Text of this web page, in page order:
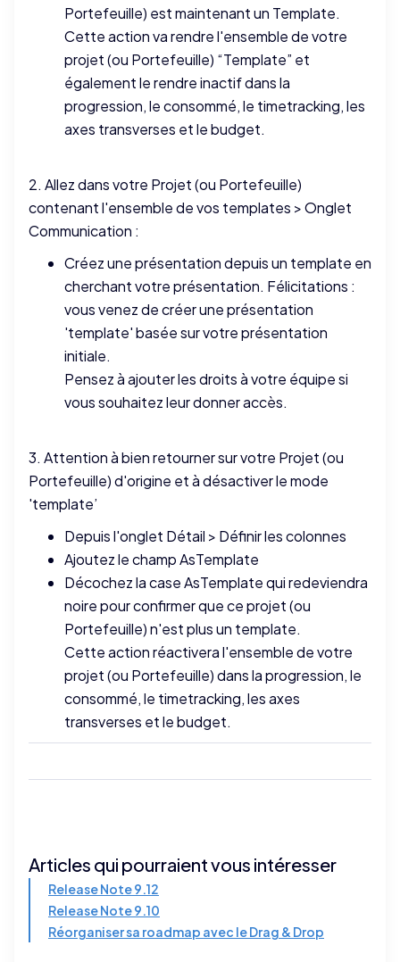
Portefeuille) est maintenant un Template.
Cette action va rendre l'ensemble de votre
projet (ou Portefeuille) “Template” et
également le rendre inactif dans la
progression, le consommé, le timetracking, les
axes transverses et le budget.
2. Allez dans votre Projet (ou Portefeuille)
contenant l'ensemble de vos templates > Onglet
Communication :
Créez une présentation depuis un template en
cherchant votre présentation. Félicitations :
vous venez de créer une présentation
'template' basée sur votre présentation
initiale.
Pensez à ajouter les droits à votre équipe si
vous souhaitez leur donner accès.
3. Attention à bien retourner sur votre Projet (ou
Portefeuille) d'origine et à désactiver le mode
'template’
Depuis l'onglet Détail > Définir les colonnes
Ajoutez le champ AsTemplate
Décochez la case AsTemplate qui redeviendra
noire pour confirmer que ce projet (ou
Portefeuille) n'est plus un template.
Cette action réactivera l'ensemble de votre
projet (ou Portefeuille) dans la progression, le
consommé, le timetracking, les axes
transverses et le budget.
Articles qui pourraient vous intéresser
Release Note 9.12
Release Note 9.10
Réorganiser sa roadmap avec le Drag & Drop